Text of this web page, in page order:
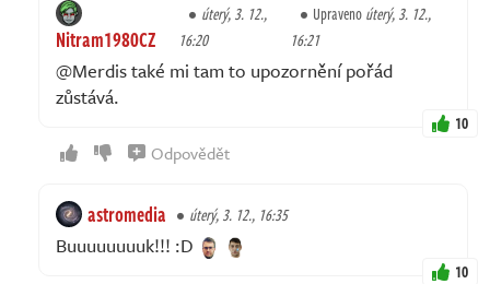
Nitram1980CZ
úterý, 3. 12.,
16:20
Upravenoúterý, 3. 12.,
16:21
@Merdis také mi tam to upozornění pořád
zůstává.
10
Odpovědět
astromedia úterý, 3. 12., 16:35
Buuuuuuuuk!!! :D
10